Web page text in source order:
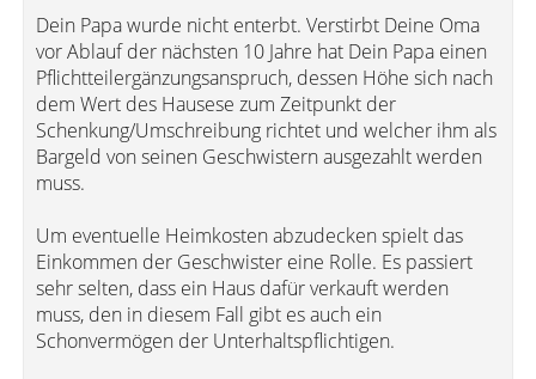
Dein Papa wurde nicht enterbt. Verstirbt Deine Oma
vor Ablauf der nächsten 10 Jahre hat Dein Papa einen
Pflichtteilergänzungsanspruch, dessen Höhe sich nach
dem Wert des Hausese zum Zeitpunkt der
Schenkung/Umschreibung richtet und welcher ihm als
Bargeld von seinen Geschwistern ausgezahlt werden
muss.
Um eventuelle Heimkosten abzudecken spielt das
Einkommen der Geschwister eine Rolle. Es passiert
sehr selten, dass ein Haus dafür verkauft werden
muss, den in diesem Fall gibt es auch ein
Schonvermögen der Unterhaltspflichtigen.